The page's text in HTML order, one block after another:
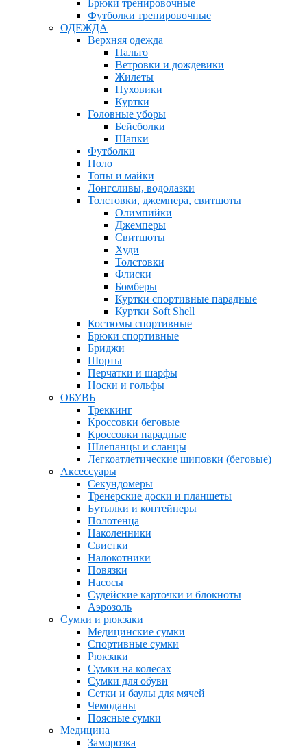
Брюки тренировочные
Футболки тренировочные
ОДЕЖДА
Верхняя одежда
Пальто
Ветровки и дождевики
Жилеты
Пуховики
Куртки
Головные уборы
Бейсболки
Шапки
Футболки
Поло
Топы и майки
Лонгсливы, водолазки
Толстовки, джемпера, свитшоты
Олимпийки
Джемперы
Свитшоты
Худи
Толстовки
Флиски
Бомберы
Куртки спортивные парадные
Куртки Soft Shell
Костюмы спортивные
Брюки спортивные
Бриджи
Шорты
Перчатки и шарфы
Носки и гольфы
ОБУВЬ
Треккинг
Кроссовки беговые
Кроссовки парадные
Шлепанцы и сланцы
Легкоатлетические шиповки (беговые)
Аксессуары
Секундомеры
Тренерские доски и планшеты
Бутылки и контейнеры
Полотенца
Наколенники
Свистки
Налокотники
Повязки
Насосы
Судейские карточки и блокноты
Аэрозоль
Сумки и рюкзаки
Медицинские сумки
Спортивные сумки
Рюкзаки
Сумки на колесах
Сумки для обуви
Сетки и баулы для мячей
Чемоданы
Поясные сумки
Медицина
Заморозка